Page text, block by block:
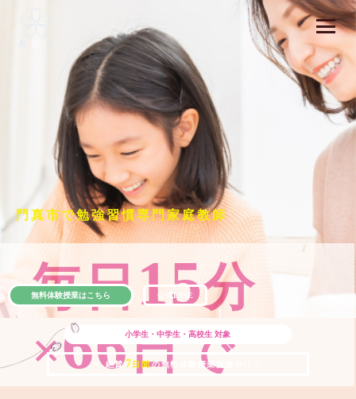
門真市で勉強習慣専門家庭教師
毎日15分
×66日で
小学生・中学生・高校生 対象
＼ 絶賛 7 日間の無料体験授業実施中!! ／
無料体験授業はこちら 公式LINE